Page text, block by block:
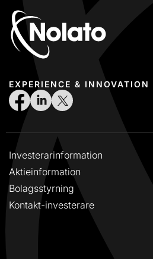
EXPERIENCE & INNOVATION
Investerarinformation
Aktieinformation
Bolagsstyrning
Kontakt-investerare